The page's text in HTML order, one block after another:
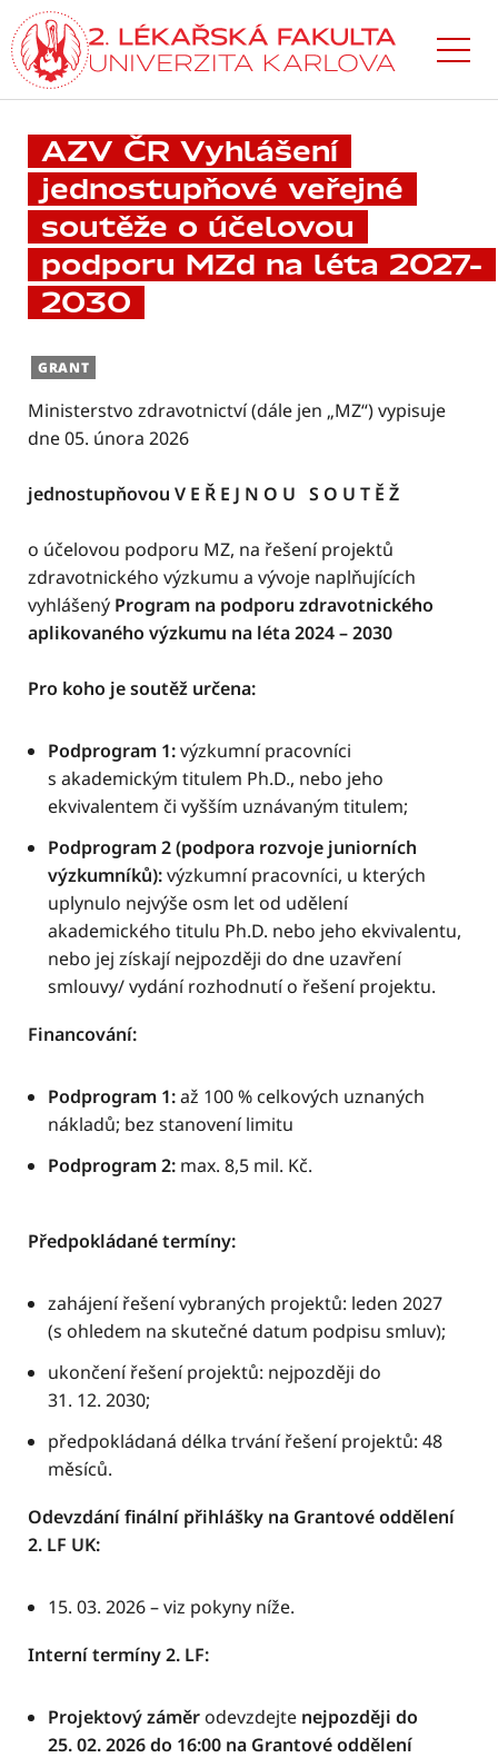
Přejít
k hlavnímu
obsahu
AZV ČR Vyhlášení
jednostupňové veřejné
soutěže o účelovou
podporu MZd na léta 2027–
2030
GRANT
Ministerstvo zdravotnictví (dále jen „MZ“) vypisuje
dne 05. února 2026
jednostupňovou V E Ř E J N O U S O U T Ě Ž
o účelovou podporu MZ, na řešení projektů
zdravotnického výzkumu a vývoje naplňujících
vyhlášený Program na podporu zdravotnického
aplikovaného výzkumu na léta 2024 – 2030
Pro koho je soutěž určena:
Podprogram 1:výzkumní pracovníci
s akademickým titulem Ph.D., nebo jeho
ekvivalentem či vyšším uznávaným titulem;
Podprogram 2 (podpora rozvoje juniorních
výzkumníků):výzkumní pracovníci, u kterých
uplynulo nejvýše osm let od udělení
akademického titulu Ph.D. nebo jeho ekvivalentu,
nebo jej získají nejpozději do dne uzavření
smlouvy/ vydání rozhodnutí o řešení projektu.
Financování:
Podprogram 1:až 100 % celkových uznaných
nákladů; bez stanovení limitu
Podprogram 2: max. 8,5 mil. Kč.
Předpokládané termíny:
zahájení řešení vybraných projektů: leden 2027
(s ohledem na skutečné datum podpisu smluv);
ukončení řešení projektů: nejpozději do
31. 12. 2030;
předpokládaná délka trvání řešení projektů: 48
měsíců.
Odevzdání finální přihlášky na Grantové oddělení
2. LF UK:
15. 03. 2026 – viz pokyny níže.
Interní termíny 2. LF:
Projektový záměr odevzdejte nejpozději do
25. 02. 2026 do 16:00 na Grantové oddělení